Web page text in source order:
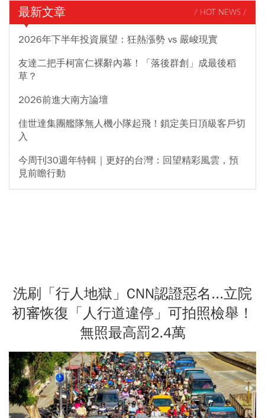
最新文章 / HOT NEWS /
2026年下半年投資展望：狂熱漲勢 vs 嚴峻現實
友達二把手柯富仁裸辭內幕！「落後群創」成最後稻
草？
2026前進大南方論壇
佳世達集團艦隊無人機小隊起飛！鎖定美日頂級客戶切
入
今周刊30週年特輯｜更好的台灣：回望精彩風雲，預
見前瞻行動
洗刷「行人地獄」CNN認證惡名...立院
初審恢復「人行道違停」可拍照檢舉！
無照最高罰2.4萬